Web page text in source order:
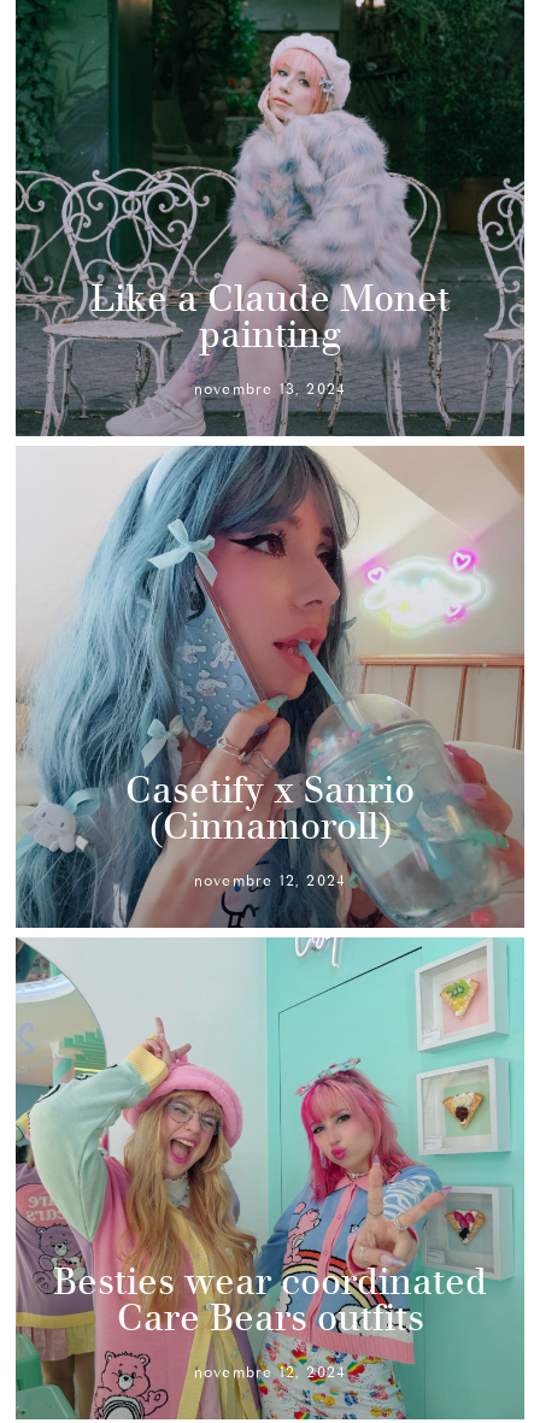
Like a Claude Monet
painting
novembre 13, 2024
Casetify x Sanrio
(Cinnamoroll)
novembre 12, 2024
Besties wear coordinated
Care Bears outfits
novembre 12, 2024